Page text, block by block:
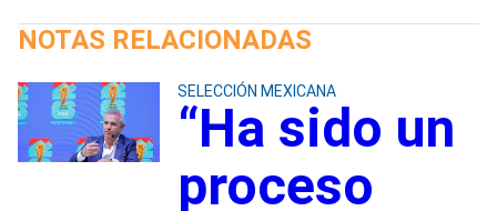
NOTAS RELACIONADAS
SELECCIÓN MEXICANA
“Ha sido un
proceso